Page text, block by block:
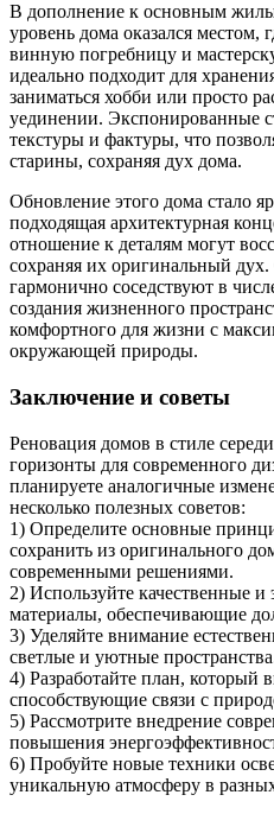
В дополнение к основным
уровень дома оказался местом,
винную погребницу и
идеально подходит для
заниматься хобби или просто
уединении. Экспонированные
текстуры и фактуры, что
старины, сохраняя дух дома.
Обновление этого дома стало
подходящая архитектурная
отношение к деталям могут
сохраняя их оригинальный
гармонично соседствуют в
создания жизненного
комфортного для жизни с
окружающей природы.
Заключение и советы
Реновация домов в стиле
горизонты для современного
планируете аналогичные
несколько полезных советов:
1) Определите основные
сохранить из оригинального
современными решениями.
2) Используйте качественные и
материалы, обеспечивающие
3) Уделяйте внимание
светлые и уютные
4) Разработайте план, который
способствующие связи с
5) Рассмотрите внедрение
повышения
6) Пробуйте новые техники
уникальную атмосферу в